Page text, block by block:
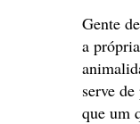
Gente
a
serve
que um